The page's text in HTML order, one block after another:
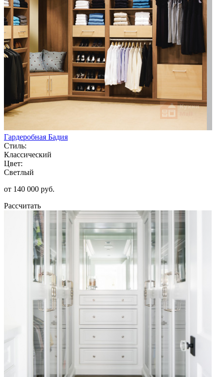
Гардеробная Бадия
Стиль:
Классический
Цвет:
Светлый
от 140 000 руб.
Рассчитать